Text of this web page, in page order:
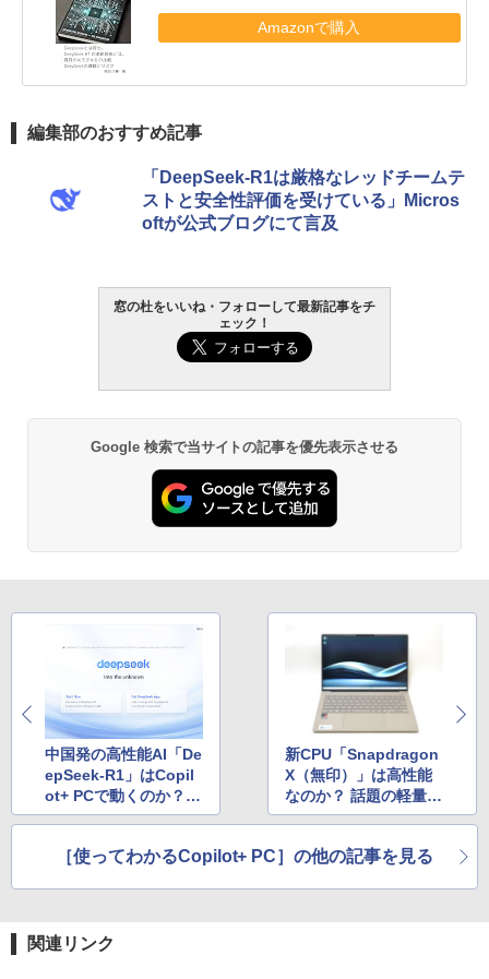
Amazonで購入
編集部のおすすめ記事
「DeepSeek-R1は厳格なレッドチームテ
ストと安全性評価を受けている」Micros
oftが公式ブログにて言及
窓の杜をいいね・フォローして最新記事をチ
ェック！
Google 検索で当サイトの記事を優先表示させる
中国発の高性能AI「De
epSeek-R1」はCopil
ot+ PCで動くのか？
「LM Studio」で挑戦
新CPU「Snapdragon
X（無印）」は高性能
なのか？ 話題の軽量ノ
ートPC「Zenbook S
［使ってわかるCopilot+ PC］の他の記事を見る
関連リンク